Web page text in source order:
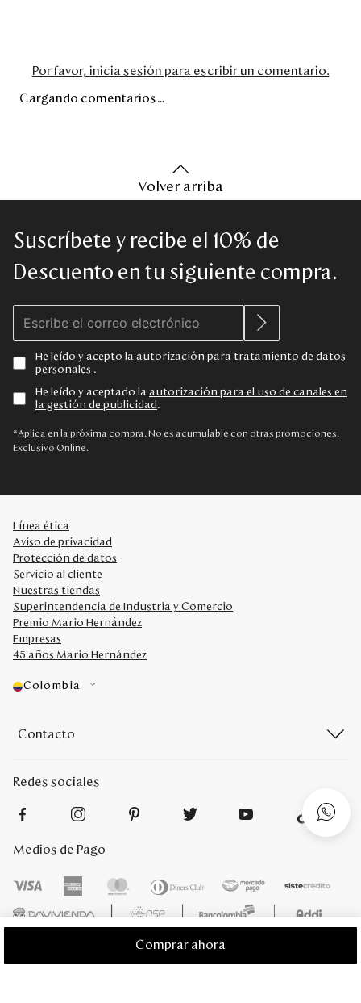
Comprar ahora
Por favor, inicia sesión para escribir un comentario.
Cargando comentarios…
Volver arriba
Suscríbete y recibe el 10% de
Descuento en tu siguiente compra.
He leído y acepto la autorización para tratamiento de datos
personales .
He leído y aceptado la autorización para el uso de canales en
la gestión de publicidad .
*Aplica en la próxima compra. No es acumulable con otras promociones.
Exclusivo Online.
Línea ética
Aviso de privacidad
Protección de datos
Servicio al cliente
Nuestras tiendas
Superintendencia de Industria y Comercio
Premio Mario Hernández
Empresas
45 años Mario Hernández
Colombia
Contacto
Redes sociales
Medios de Pago
Mario Hernández 2022. Derechos reservados. Desarrollado por
Plataforma Vtex